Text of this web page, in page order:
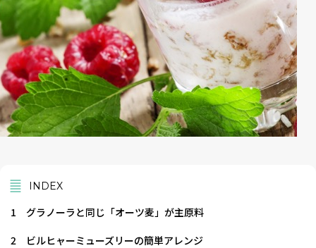
INDEX
1
グラノーラと同じ「オーツ麦」が主原料
2
ビルヒャーミューズリーの簡単アレンジ